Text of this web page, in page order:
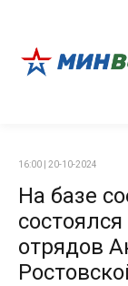
16:00 | 20-10-2024
На базе
отрядов